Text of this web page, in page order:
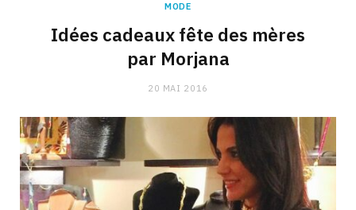
MODE
Idées cadeaux fête des mères
par Morjana
20 MAI 2016